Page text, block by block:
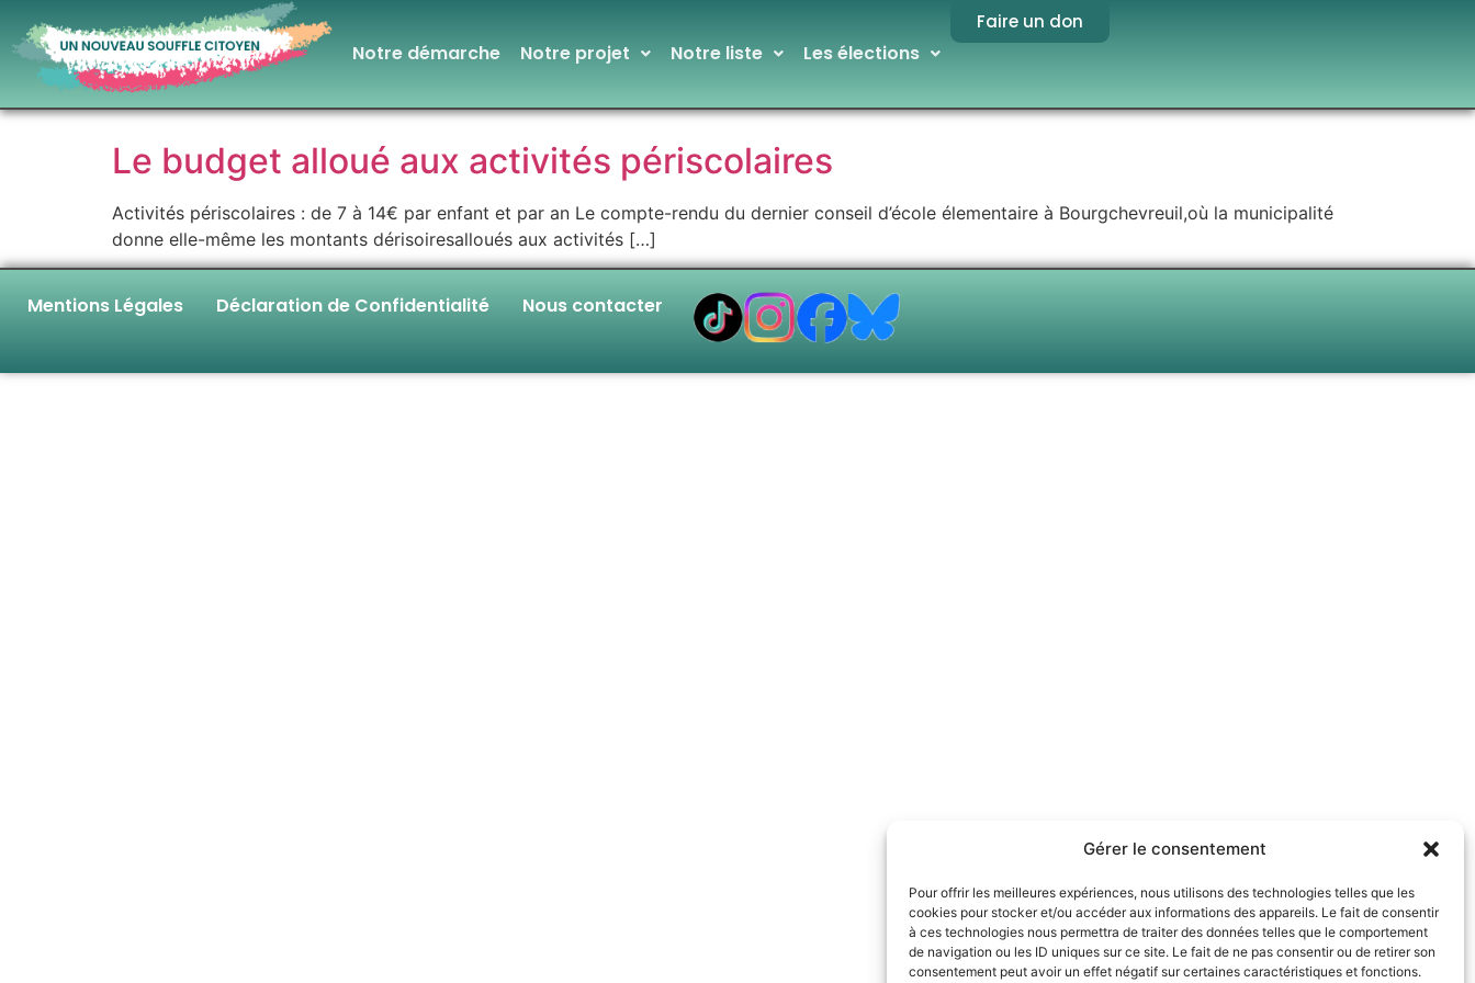
Gérer le consentement
Pour offrir les meilleures expériences, nous utilisons des technologies telles que les
cookies pour stocker et/ou accéder aux informations des appareils. Le fait de consentir
à ces technologies nous permettra de traiter des données telles que le comportement
de navigation ou les ID uniques sur ce site. Le fait de ne pas consentir ou de retirer son
consentement peut avoir un effet négatif sur certaines caractéristiques et fonctions.
Notre démarche Notre projet Notre liste Les élections
Faire un don
Le budget alloué aux activités périscolaires
Activités périscolaires : de 7 à 14€ par enfant et par an Le compte-rendu du dernier conseil d’école élementaire à Bourgchevreuil,où la municipalité
donne elle-même les montants dérisoiresalloués aux activités […]
Mentions Légales Déclaration de Confidentialité Nous contacter